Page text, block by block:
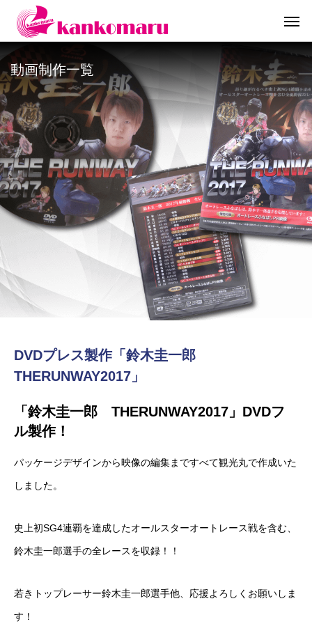
動画制作一覧
DVDプレス製作「鈴木圭一郎
THERUNWAY2017」
「鈴木圭一郎 THERUNWAY2017」DVDフ
ル製作！
パッケージデザインから映像の編集まですべて観光丸で作成いた
しました。
史上初SG4連覇を達成したオールスターオートレース戦を含む、
鈴木圭一郎選手の全レースを収録！！
若きトップレーサー鈴木圭一郎選手他、応援よろしくお願いしま
す！